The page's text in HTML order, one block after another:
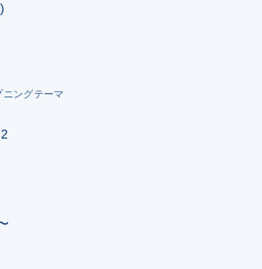
ングテーマ